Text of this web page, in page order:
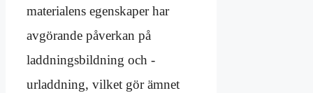
materialens egenskaper har
avgörande påverkan på
laddningsbildning och -
urladdning, vilket gör ämnet